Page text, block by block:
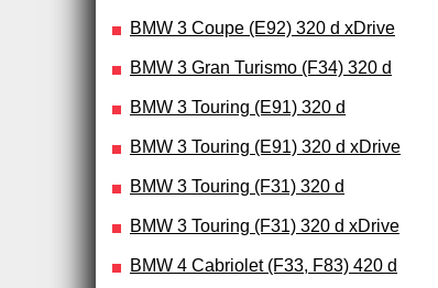
BMW 3 Coupe (E92) 320 d xDrive
BMW 3 Gran Turismo (F34) 320 d
BMW 3 Touring (E91) 320 d
BMW 3 Touring (E91) 320 d xDrive
BMW 3 Touring (F31) 320 d
BMW 3 Touring (F31) 320 d xDrive
BMW 4 Cabriolet (F33, F83) 420 d